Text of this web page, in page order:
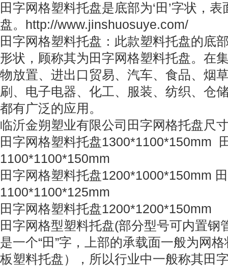
田字网格塑料托盘是底部为‘田’字状，
盘。 http://www.jinshuosuye.com/
田字网格塑料托盘 ：此款塑料托盘的底
形状，顾称其为田字网格塑料托盘。在
物放置、进出口贸易、汽车、食品、烟
刷、电子电器、化工、服装、纺织、仓
都有广泛的应用。
临沂金朔塑业有限公司田字网格托盘尺
田字网格塑料托盘1300*1100*150mm
1100*1100*150mm
田字网格塑料托盘1200*1000*150mm
1100*1100*125mm
田字网格塑料托盘1200*1200*150mm
田字网格型塑料托盘(部分型号可内置钢
是一个“田”字，上部的承载面一般为网
板塑料托盘），所以行业中一般称其田